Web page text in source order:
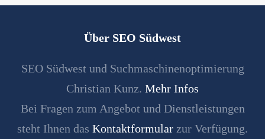
Über SEO Südwest
SEO Südwest und Suchmaschinenoptimierung
Christian Kunz. Mehr Infos
Bei Fragen zum Angebot und Dienstleistungen
steht Ihnen das Kontaktformular zur Verfügung.